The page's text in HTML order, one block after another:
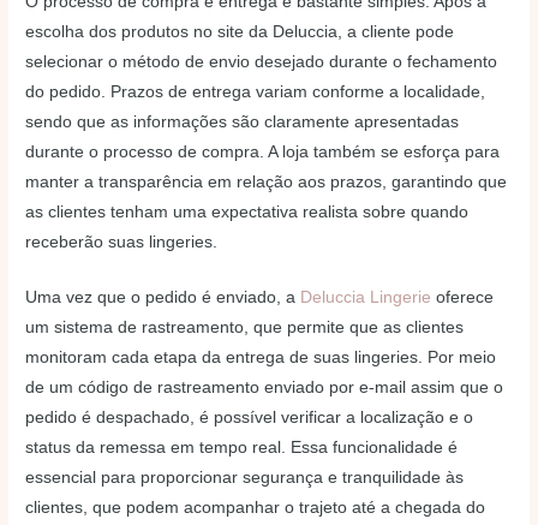
escolha dos produtos no site da Deluccia, a cliente pode
selecionar o método de envio desejado durante o fechamento
do pedido. Prazos de entrega variam conforme a localidade,
sendo que as informações são claramente apresentadas
durante o processo de compra. A loja também se esforça para
manter a transparência em relação aos prazos, garantindo que
as clientes tenham uma expectativa realista sobre quando
receberão suas lingeries.
Uma vez que o pedido é enviado, a Deluccia Lingerie oferece
um sistema de rastreamento, que permite que as clientes
monitoram cada etapa da entrega de suas lingeries. Por meio
de um código de rastreamento enviado por e-mail assim que o
pedido é despachado, é possível verificar a localização e o
status da remessa em tempo real. Essa funcionalidade é
essencial para proporcionar segurança e tranquilidade às
clientes, que podem acompanhar o trajeto até a chegada do